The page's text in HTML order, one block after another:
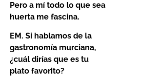
Pero a mí todo lo que sea
huerta me fascina.
EM. Si hablamos de la
gastronomía murciana,
¿cuál dirías que es tu
plato favorito?